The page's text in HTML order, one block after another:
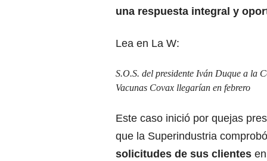
una respuesta integral y
Lea en La W:
S.O.S. del presidente Iván Duque a la
Vacunas Covax llegarían en febrero
Este caso inició por quejas
que la Superindustria
solicitudes de sus clientes